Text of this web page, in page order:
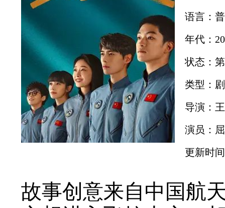
语言：
年代：
状态：
类型：
导演：
演员：
更新时
故事创意来自中国航